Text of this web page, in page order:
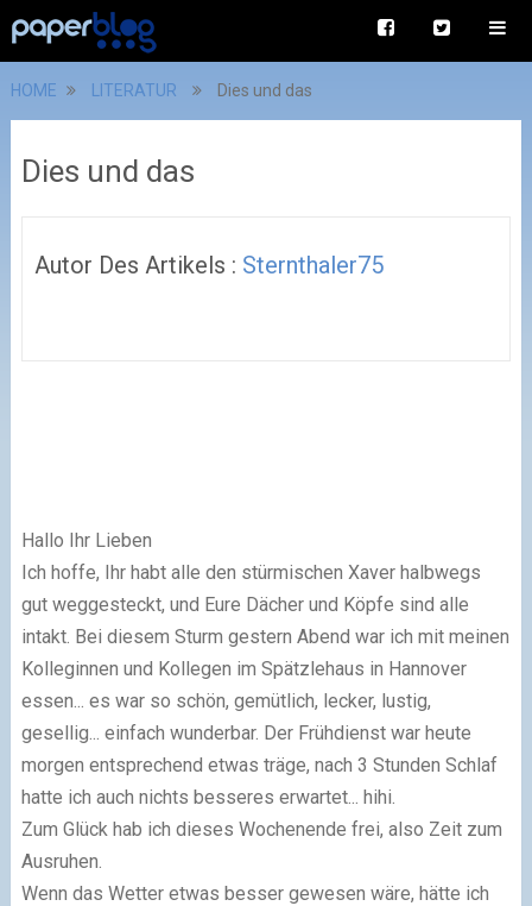
HOME LITERATUR Dies und das
Dies und das
Autor Des Artikels : Sternthaler75
Hallo Ihr Lieben
Ich hoffe, Ihr habt alle den stürmischen Xaver halbwegs
gut weggesteckt, und Eure Dächer und Köpfe sind alle
intakt. Bei diesem Sturm gestern Abend war ich mit meinen
Kolleginnen und Kollegen im Spätzlehaus in Hannover
essen... es war so schön, gemütlich, lecker, lustig,
gesellig... einfach wunderbar. Der Frühdienst war heute
morgen entsprechend etwas träge, nach 3 Stunden Schlaf
hatte ich auch nichts besseres erwartet... hihi.
Zum Glück hab ich dieses Wochenende frei, also Zeit zum
Ausruhen.
Wenn das Wetter etwas besser gewesen wäre, hätte ich